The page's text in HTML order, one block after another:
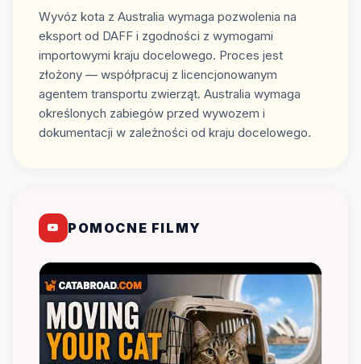
Wyvóz kota z Australia wymaga pozwolenia na
eksport od DAFF i zgodności z wymogami
importowymi kraju docelowego. Proces jest
złożony — współpracuj z licencjonowanym
agentem transportu zwierząt. Australia wymaga
określonych zabiegów przed wywozem i
dokumentacji w zależności od kraju docelowego.
POMOCNE FILMY